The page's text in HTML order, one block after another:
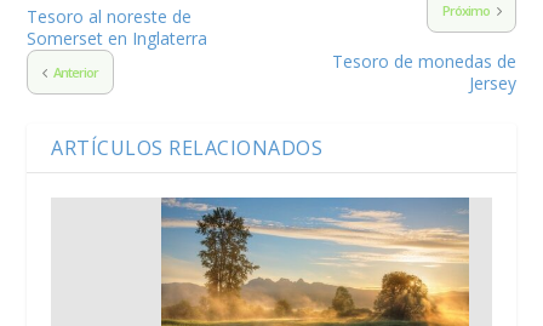
Tesoro al noreste de
Somerset en Inglaterra
Anterior
Próximo
Tesoro de monedas de
Jersey
ARTÍCULOS RELACIONADOS